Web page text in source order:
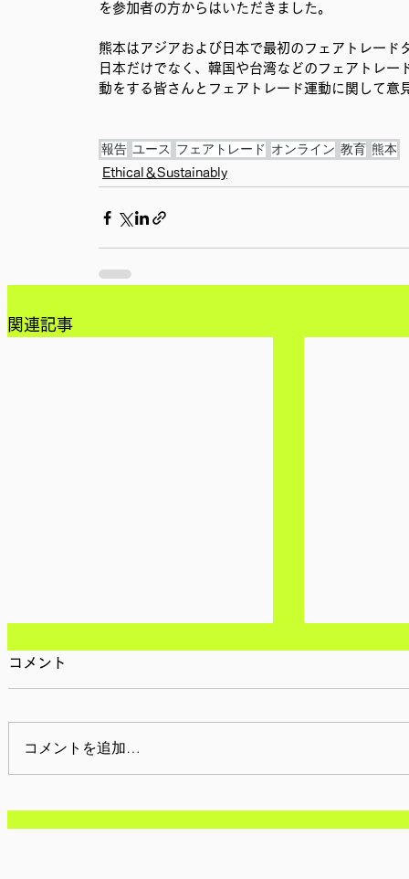
を参加者の方からはいただきました。
熊本はアジアおよび日本で最初のフェアトレー
日本だけでなく、韓国や台湾などのフェアトレ
動をする皆さんとフェアトレード運動に関して意
報告 ユース フェアトレード オンライン 教育 熊本
Ethical＆Sustainably
関連記事
【参加者募集/神奈川】6月
【参加者
コメント
コメントを追加…